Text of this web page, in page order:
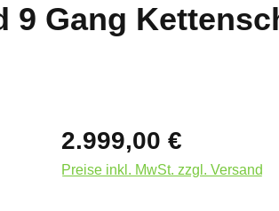
9 Gang
2.999,00 €
Preise inkl. MwSt. zzgl. Versand